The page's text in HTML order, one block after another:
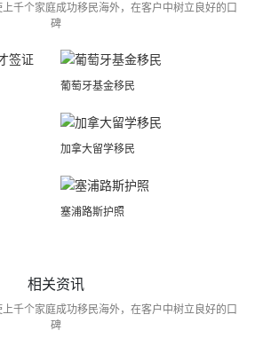
千个家庭成功移民海外，在客户中树立良好的口
碑
葡萄牙基金移民
加拿大留学移民
塞浦路斯护照
相关资讯
千个家庭成功移民海外，在客户中树立良好的口
碑